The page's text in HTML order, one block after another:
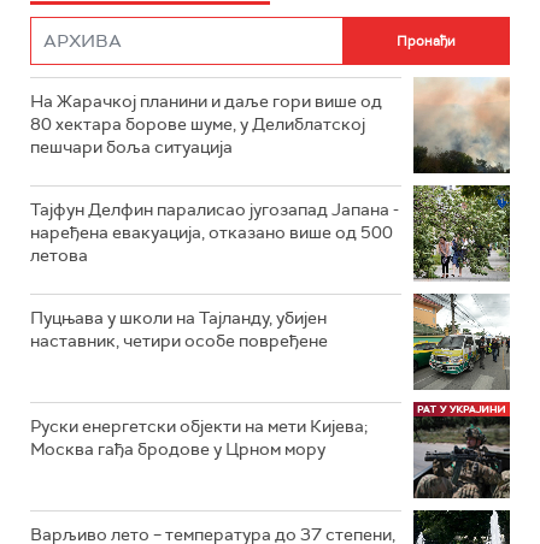
На Жарачкој планини и даље гори више од
80 хектара борове шуме, у Делиблатској
пешчари боља ситуација
Тајфун Делфин паралисао југозапад Јапана -
наређена евакуација, отказано више од 500
летова
Пуцњава у школи на Тајланду, убијен
наставник, четири особе повређене
Руски енергетски објекти на мети Кијева;
Москва гађа бродове у Црном мору
Варљиво лето – температура до 37 степени,